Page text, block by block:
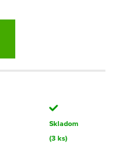
Skladom
(3 ks)